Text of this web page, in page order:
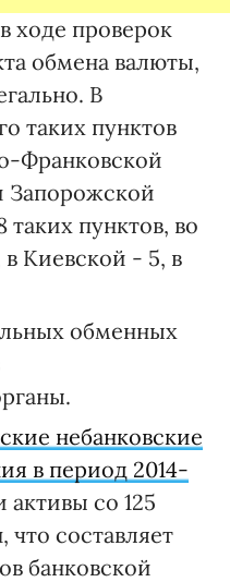
ходе проверок
обмена валюты,
В
таких пунктов
Франковской
Запорожской
таких пунктов, во
Киевской - 5, в
обменных
небанковские
в период 2014-
активы со 125
составляет
банковской